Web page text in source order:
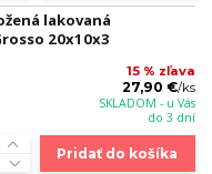
lakovaná
20x10x3
15 % zľava
27,90 €/ks
SKLADOM - u Vás
do 3 dní
Pridať do košíka